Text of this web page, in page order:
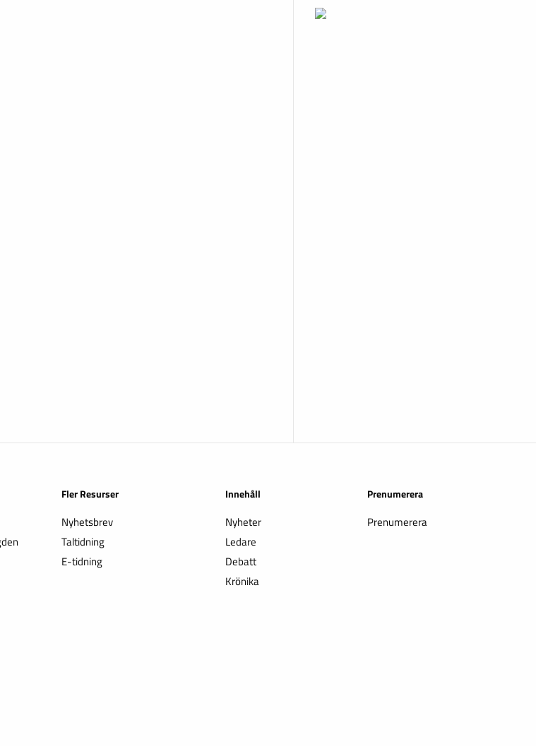
Fler Resurser
Nyhetsbrev
Taltidning
E-tidning
Innehåll
Nyheter
Ledare
Debatt
Krönika
Prenumerera
Prenumerera